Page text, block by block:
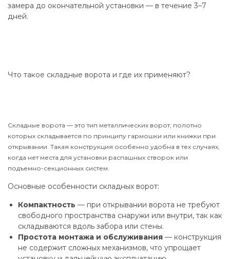
замера до окончательной установки — в течение 3–7
дней.
Что такое складные ворота и где их применяют?
Складные ворота — это тип металлических ворот, полотно
которых складывается по принципу гармошки или книжки при
открывании. Такая конструкция особенно удобна в тех случаях,
когда нет места для установки распашных створок или
подъемно-секционных систем.
Основные особенности складных ворот:
Компактность — при открывании ворота не требуют
свободного пространства снаружи или внутри, так как
складываются вдоль забора или стены.
Простота монтажа и обслуживания — конструкция
не содержит сложных механизмов, что упрощает